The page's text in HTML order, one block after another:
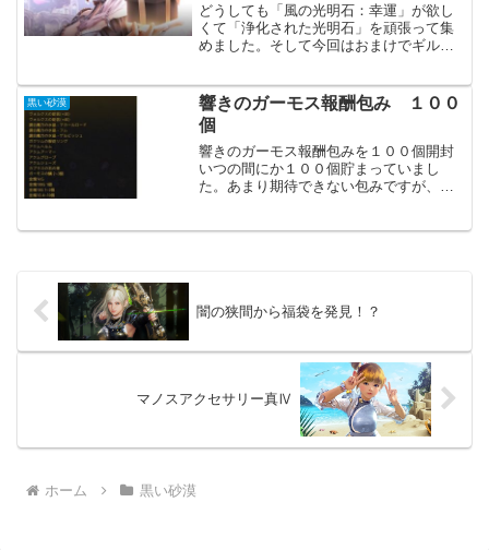
どうしても「風の光明石：幸運」が欲し
くて「浄化された光明石」を頑張って集
めました。そして今回はおまけでギルド
で、自力で集めるしかありません。「浄
化された光明石」だけでは厳...
黒い砂漠
響きのガーモス報酬包み １００
個
響きのガーモス報酬包みを１００個開封
いつの間にか１００個貯まっていまし
た。あまり期待できない包みですが、可
闇の狭間から福袋を発見！？
マノスアクセサリー真Ⅳ
ホーム 黒い砂漠